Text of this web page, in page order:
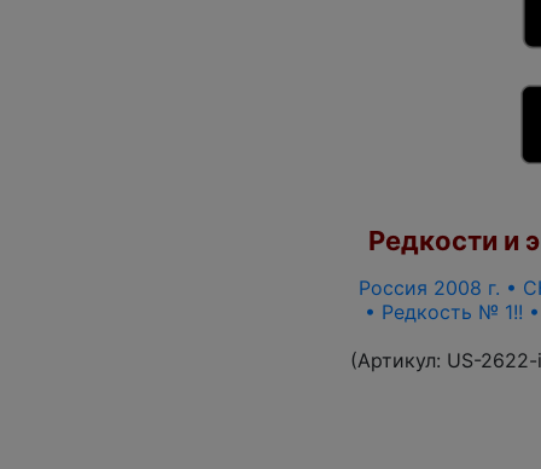
Редкости и
Россия 2008 г. •
• Редкость № 1!!
(Артикул: US-